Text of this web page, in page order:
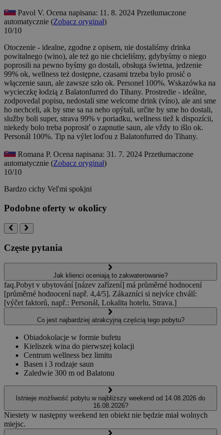
Pavol V. Ocena napisana: 11. 8. 2024 Przetłumaczone
automatycznie (Zobacz oryginał)
10/10
Otoczenie - idealne, zgodne z opisem, nie dostaliśmy drinka
powitalnego (wino), ale też go nie chcieliśmy, gdybyśmy o niego
poprosili na pewno byśmy go dostali, obsługa świetna, jedzenie
99% ok, wellness też dostępne, czasami trzeba było prosić o
włączenie saun, ale zawsze szło ok. Personel 100%. Wskazówka na
wycieczkę łodzią z Balatonfurred do Tihany. Prostredie - ideálne,
zodpovedal popisu, nedostali sme welcome drink (víno), ale ani sme
ho nechceli, ak by sme sa na neho opýtali, určite by sme ho dostali,
služby boli super, strava 99% v poriadku, wellness tiež k dispozícii,
niekedy bolo treba poprosiť o zapnutie saun, ale vždy to išlo ok.
Personál 100%. Tip na výlet loďou z Balatonfurred do Tihany.
Romana P. Ocena napisana: 31. 7. 2024 Przetłumaczone
automatycznie (Zobacz oryginał)
10/10
Bardzo cichy Veľmi spokjni
Podobne oferty w okolicy
Częste pytania
Jak klienci oceniają to zakwaterowanie?
faq.Pobyt v ubytování [název zařízení] má průměrné hodnocení
[průměrné hodnocení např. 4,4/5]. Zákazníci si nejvíce chválí:
[výčet faktorů, např.: Personál, Lokalita hotelu, Strava.]
Co jest najbardziej atrakcyjną częścią tego pobytu?
Obiadokolacje w formie bufetu
Kieliszek wina do pierwszej kolacji
Centrum wellness bez limitu
Basen i 3 rodzaje saun
Zaledwie 300 m od Balatonu
Istnieje możliwość pobytu w najbliższy weekend od 14.08.2026 do
16.08.2026?
Niestety w następny weekend ten obiekt nie będzie miał wolnych
miejsc.